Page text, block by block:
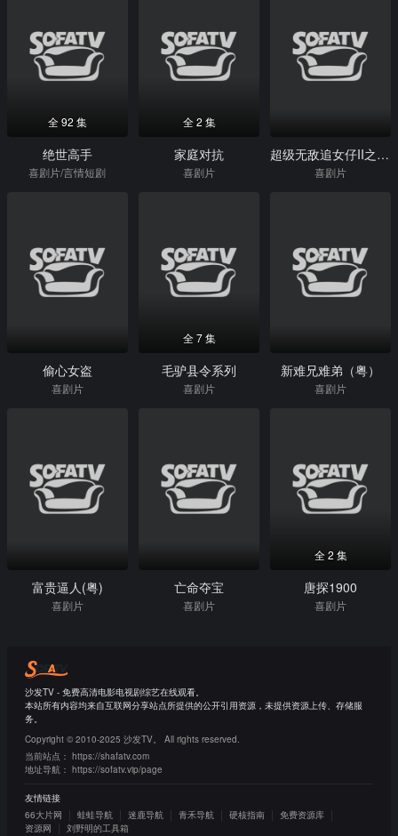
全 92 集
绝世高手
喜剧片/言情短剧
全 2 集
家庭对抗
喜剧片
超级无敌追女仔II之狗仔雄心（粤）
喜剧片
偷心女盗
喜剧片
全 7 集
毛驴县令系列
喜剧片
新难兄难弟（粤）
喜剧片
富贵逼人(粤)
喜剧片
亡命夺宝
喜剧片
全 2 集
唐探1900
喜剧片
沙发TV - 免费高清电影电视剧综艺在线观看。
本站所有内容均来自互联网分享站点所提供的公开引用资源，未提供资源上传、存储服
务。
Copyright © 2010-2025 沙发TV。 All rights reserved.
当前站点： https://shafatv.com
地址导航： https://sofatv.vip/page
友情链接
66大片网
蛙蛙导航 迷鹿导航 青禾导航 硬核指南
免费资源库
资源网
刘野明的工具箱